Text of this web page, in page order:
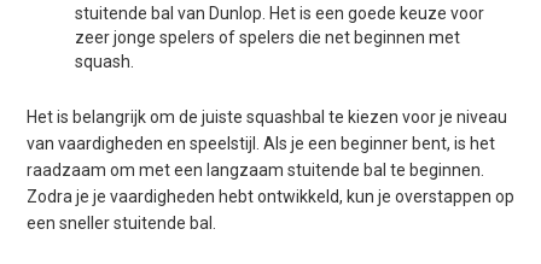
stuitende bal van Dunlop. Het is een goede keuze voor
zeer jonge spelers of spelers die net beginnen met
squash.
Het is belangrijk om de juiste squashbal te kiezen voor je niveau
van vaardigheden en speelstijl. Als je een beginner bent, is het
raadzaam om met een langzaam stuitende bal te beginnen.
Zodra je je vaardigheden hebt ontwikkeld, kun je overstappen op
een sneller stuitende bal.